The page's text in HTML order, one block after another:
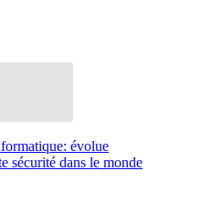
évolue
sécurité dans le monde